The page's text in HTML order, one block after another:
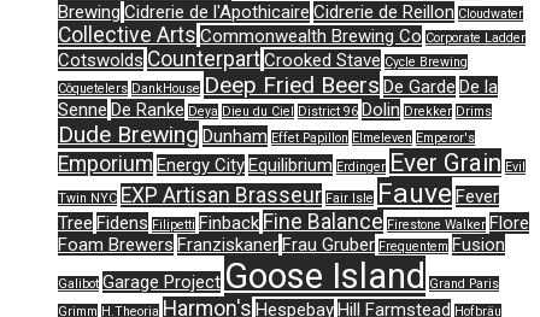
Brewing Cidrerie de l'Apothicaire Cidrerie de Reillon Cloudwater
Collective Arts Commonwealth Brewing Co Corporate Ladder
Cotswolds CounterpartCrooked Stave Cycle Brewing
Côquetelers DankHouse Deep Fried Beers De Garde De la
Senne De Ranke Deya Dieu du Ciel District 96 Dolin Drekker Drims
Dude Brewing Dunham Effet Papillon Elmeleven Emperor's
Emporium Energy CityEquilibrium Erdinger Ever Grain Evil
Twin NYC EXP Artisan Brasseur Fair Isle Fauve Fever
Tree Fidens Filipetti Finback Fine Balance Firestone Walker Flore
Foam Brewers FranziskanerFrau Gruber Frequentem Fusion
Galibot Garage Project Goose Island
Grand Paris
Grimm H.Theoria Harmon's HespebayHill Farmstead Hofbräu